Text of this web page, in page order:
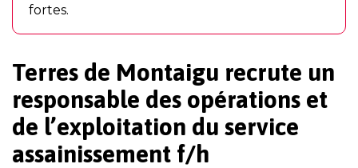
fortes.
Terres de Montaigu recrute un
responsable des opérations et
de l’exploitation du service
assainissement f/h